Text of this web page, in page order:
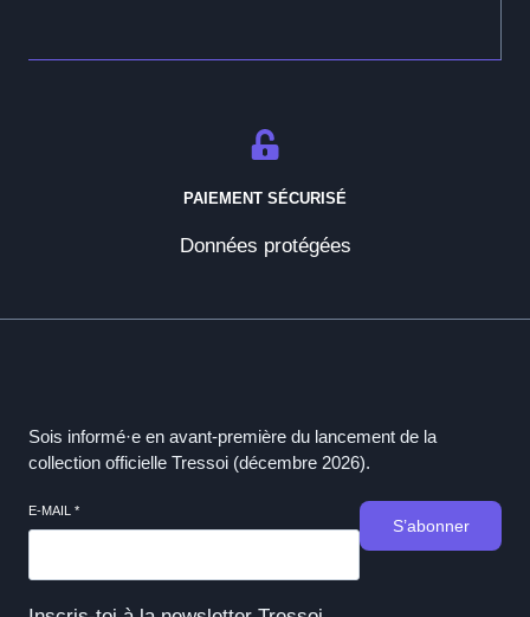
PAIEMENT SÉCURISÉ
Données protégées
Sois informé·e en avant-première du lancement de la
collection officielle Tressoi (décembre 2026).
E-MAIL *
S’abonner